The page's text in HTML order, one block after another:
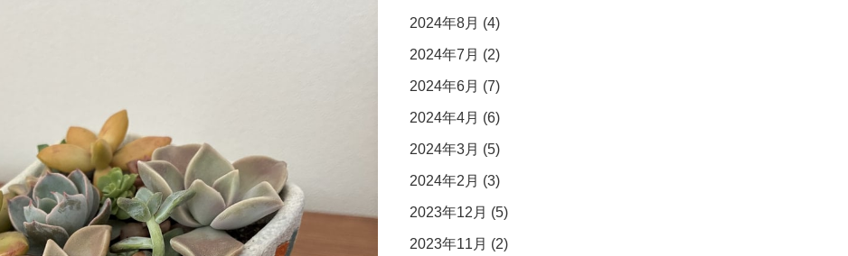
2024年8月 (4)
2024年7月 (2)
2024年6月 (7)
2024年4月 (6)
2024年3月 (5)
2024年2月 (3)
2023年12月 (5)
2023年11月 (2)